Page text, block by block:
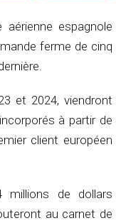
espagnole
ferme de cinq
et 2024, viendront
à partir de
client européen
de dollars
au carnet de